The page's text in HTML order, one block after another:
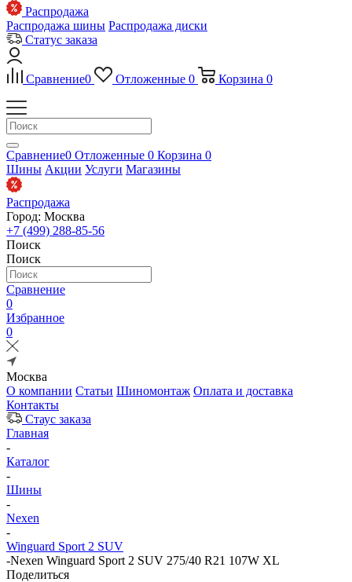
Распродажа
Распродажа шины Распродажа диски
Статус заказа
Сравнение0 Отложенные 0 Корзина 0
Сравнение0 Отложенные 0 Корзина 0
Шины Акции Услуги Магазины
Распродажа
Город: Москва
+7 (499) 288-85-56
Поиск
Поиск
Сравнение
0
Избранное
0
Москва
О компании Статьи Шиномонтаж Оплата и доставка
Контакты
Стаус заказа
Главная
-
Каталог
-
Шины
-
Nexen
-
Winguard Sport 2 SUV
-Nexen Winguard Sport 2 SUV 275/40 R21 107W XL
Поделиться